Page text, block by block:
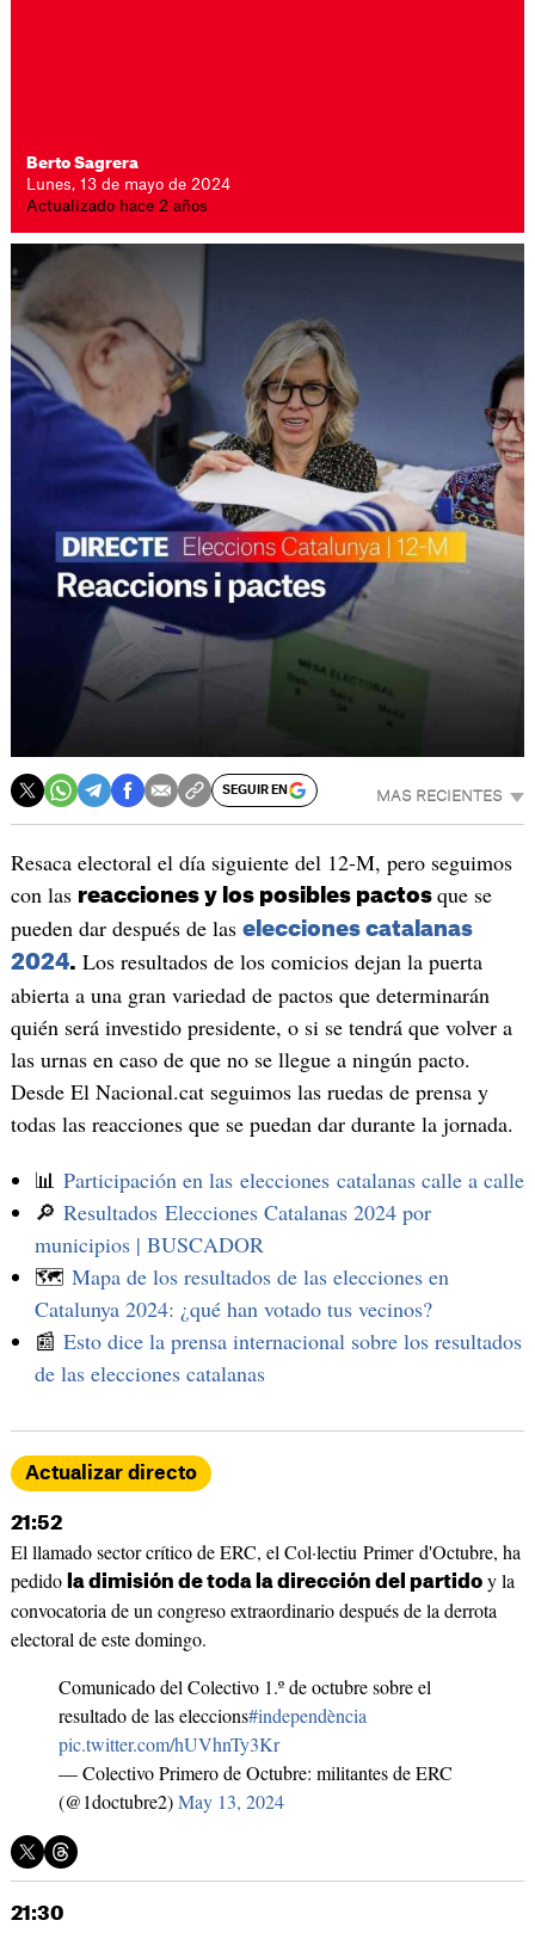
Berto Sagrera
Lunes, 13 de mayo de 2024
Actualizado hace 2 años
SEGUIR EN MAS RECIENTES
Resaca electoral el día siguiente del 12-M, pero seguimos
con las reacciones y los posibles pactos que se
pueden dar después de las elecciones catalanas
2024. Los resultados de los comicios dejan la puerta
abierta a una gran variedad de pactos que determinarán
quién será investido presidente, o si se tendrá que volver a
las urnas en caso de que no se llegue a ningún pacto.
Desde El Nacional.cat seguimos las ruedas de prensa y
todas las reacciones que se puedan dar durante la jornada.
📊 Participación en las elecciones catalanas calle a calle
🔎 Resultados Elecciones Catalanas 2024 por
municipios | BUSCADOR
🗺️ Mapa de los resultados de las elecciones en
Catalunya 2024: ¿qué han votado tus vecinos?
📰 Esto dice la prensa internacional sobre los resultados
de las elecciones catalanas
Actualizar directo
21:52
El llamado sector crítico de ERC, el Col·lectiu Primer d'Octubre, ha
pedido la dimisión de toda la dirección del partidoy la
convocatoria de un congreso extraordinario después de la derrota
electoral de este domingo.
Comunicado del Colectivo 1.º de octubre sobre el
resultado de las eleccions#independència
pic.twitter.com/hUVhnTy3Kr
— Colectivo Primero de Octubre: militantes de ERC
(@1doctubre2)May 13, 2024
21:30